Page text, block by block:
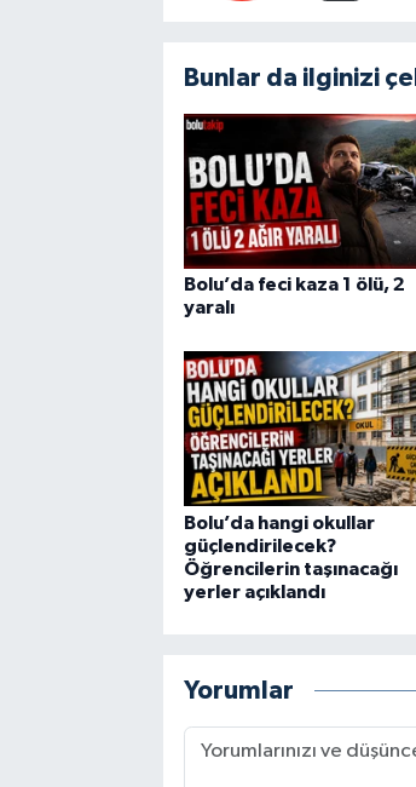
Bunlar da ilginizi
Bolu’da feci kaza 1 ölü, 2
yaralı
Bolu’da hangi okullar
güçlendirilecek?
Öğrencilerin taşınacağı
yerler açıklandı
Yorumlar